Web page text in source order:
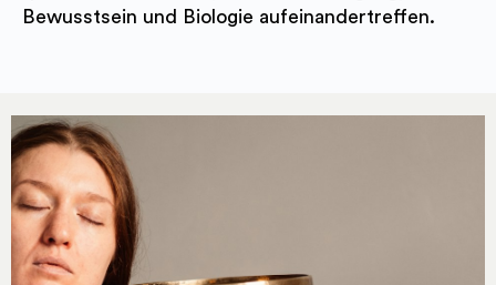
Bewusstsein und Biologie aufeinandertreffen.